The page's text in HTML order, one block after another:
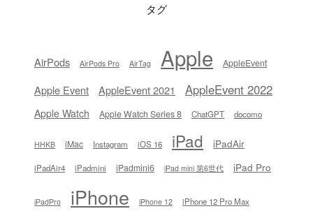
タグ
AirPods AirPods Pro AirTag Apple AppleEvent
Apple Event AppleEvent 2021 AppleEvent 2022
Apple Watch Apple Watch Series 8 ChatGPT docomo
HHKB iMac Instagram iOS 16 iPad iPadAir
iPadAir4 iPadmini iPadmini6 iPad mini 第6世代 iPad Pro
iPadPro iPhone iPhone 12 iPhone 12 Pro Max